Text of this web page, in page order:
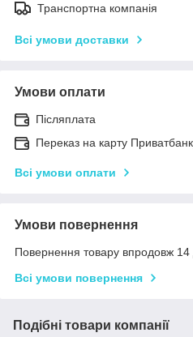
Транспортна компанія
Всі умови доставки
Умови оплати
Післяплата
Переказ на карту
Всі умови оплати
Умови повернення
Повернення товару впродовж 14
Всі умови повернення
Подібні товари компанії